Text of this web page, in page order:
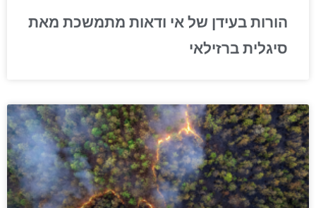
הורות בעידן של אי ודאות מתמשכת מאת
סיגלית ברזילאי